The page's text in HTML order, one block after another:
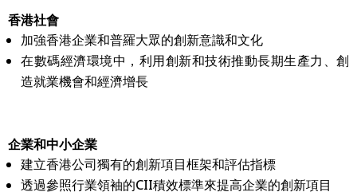
香港社會
加強香港企業和普羅大眾的創新意識和文化
在數碼經濟環境中，利用創新和技術推動長期生產力、創
造就業機會和經濟增長
企業和中小企業
建立香港公司獨有的創新項目框架和評估指標
透過參照行業領袖的CII積效標準來提高企業的創新項目